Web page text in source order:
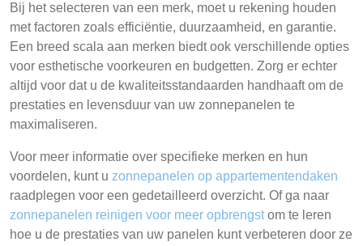
Bij het selecteren van een merk, moet u rekening houden
met factoren zoals efficiëntie, duurzaamheid, en garantie.
Een breed scala aan merken biedt ook verschillende opties
voor esthetische voorkeuren en budgetten. Zorg er echter
altijd voor dat u de kwaliteitsstandaarden handhaaft om de
prestaties en levensduur van uw zonnepanelen te
maximaliseren.
Voor meer informatie over specifieke merken en hun
voordelen, kunt u zonnepanelen op appartementendaken
raadplegen voor een gedetailleerd overzicht. Of ga naar
zonnepanelen reinigen voor meer opbrengstom te leren
hoe u de prestaties van uw panelen kunt verbeteren door ze